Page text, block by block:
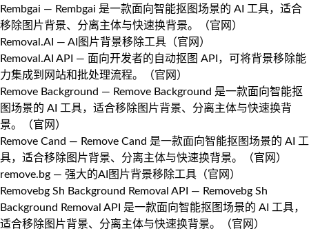
Rembgai — Rembgai 是一款面向智能抠图场景的 AI 工具，适合
移除图片背景、分离主体与快速换背景。（官网 ）
Removal.AI — AI图片背景移除工具（官网 ）
Removal.AI API — 面向开发者的自动抠图 API，可将背景移除能
力集成到网站和批处理流程。（官网 ）
Remove Background — Remove Background 是一款面向智能抠
图场景的 AI 工具，适合移除图片背景、分离主体与快速换背
景。（官网 ）
Remove Cand — Remove Cand 是一款面向智能抠图场景的 AI 工
具，适合移除图片背景、分离主体与快速换背景。（官网 ）
remove.bg — 强大的AI图片背景移除工具（官网 ）
Removebg Sh Background Removal API — Removebg Sh
Background Removal API 是一款面向智能抠图场景的 AI 工具，
适合移除图片背景、分离主体与快速换背景。（官网 ）